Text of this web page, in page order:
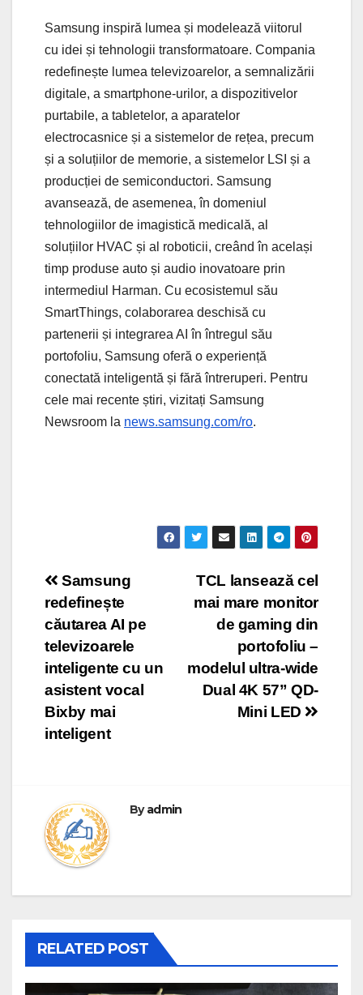
Samsung inspiră lumea și modelează viitorul
cu idei și tehnologii transformatoare. Compania
redefinește lumea televizoarelor, a semnalizării
digitale, a smartphone-urilor, a dispozitivelor
purtabile, a tabletelor, a aparatelor
electrocasnice și a sistemelor de rețea, precum
și a soluțiilor de memorie, a sistemelor LSI și a
producției de semiconductori. Samsung
avansează, de asemenea, în domeniul
tehnologiilor de imagistică medicală, al
soluțiilor HVAC și al roboticii, creând în același
timp produse auto și audio inovatoare prin
intermediul Harman. Cu ecosistemul său
SmartThings, colaborarea deschisă cu
partenerii și integrarea AI în întregul său
portofoliu, Samsung oferă o experiență
conectată inteligentă și fără întreruperi. Pentru
cele mai recente știri, vizitați Samsung
Newsroom la news.samsung.com/ro.
Post
navigation
TCL lansează cel
mai mare monitor
de gaming din
portofoliu –
modelul ultra-wide
Dual 4K 57” QD-
Mini LED
Samsung
redefinește
căutarea AI pe
televizoarele
inteligente cu un
asistent vocal
Bixby mai
inteligent
Byadmin
RELATED POST